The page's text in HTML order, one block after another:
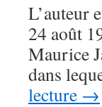
L’auteur
24 août
Maurice
dans
lecture →